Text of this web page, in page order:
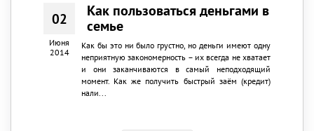
02
Июня
2014
Как пользоваться деньгами в
семье
Как бы это ни было грустно, но деньги имеют одну
неприятную закономерность – их всегда не хватает
и они заканчиваются в самый неподходящий
момент. Как же получить быстрый заём (кредит)
нали...